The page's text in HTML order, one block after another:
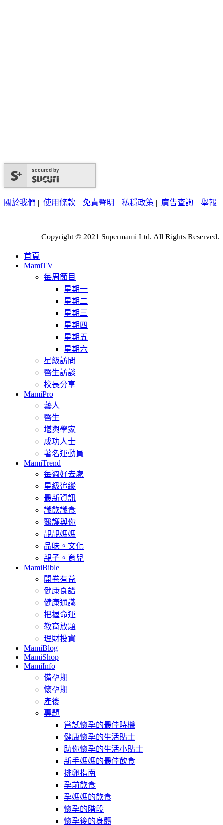
secured by
關於我們 | 使用條款 | 免責聲明 | 私穩政策 | 廣告查詢 | 舉報
Copyright © 2021 Supermami Ltd. All Rights Reserved.
首頁
MamiTV
每周節目
星期一
星期二
星期三
星期四
星期五
星期六
星級訪問
醫生訪談
校長分享
MamiPro
藝人
醫生
堪輿學家
成功人士
著名運動員
MamiTrend
每週好去處
星級追縱
最新資訊
識飲識食
醫護與你
靚靚媽媽
品味。文化
親子。育兒
MamiBible
開卷有益
健康食譜
健康通識
把握命運
教育放題
理財投資
MamiBlog
MamiShop
MamiInfo
備孕期
懷孕期
產後
專題
嘗試懷孕的最佳時機
健康懷孕的生活貼士
助你懷孕的生活小貼士
新手媽媽的最佳飲食
排卵指南
孕前飲食
孕媽媽的飲食
懷孕的階段
懷孕後的身體